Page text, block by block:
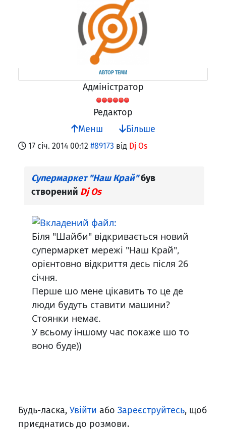
АВТОР ТЕМИ
Адміністратор
Редактор
Менш
Більше
17 січ. 2014 00:12 #89173 від Dj Os
Супермаркет "Наш Край"був
створений Dj Os
Біля "Шайби" відкривається новий
супермаркет мережі "Наш Край",
орієнтовно відкриття десь після 26
січня.
Перше шо мене цікавить то це де
люди будуть ставити машини?
Стоянки немає.
У всьому іншому час покаже шо то
воно буде))
Будь-ласка, Увійти або Зареєструйтесь, щоб
приєднатись до розмови.